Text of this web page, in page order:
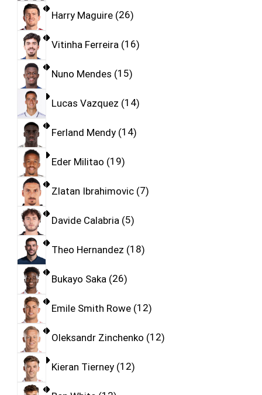
Harry Maguire 26
Vitinha Ferreira 16
Nuno Mendes 15
Lucas Vazquez 14
Ferland Mendy 14
Eder Militao 19
Zlatan Ibrahimovic 7
Davide Calabria 5
Theo Hernandez 18
Bukayo Saka 26
Emile Smith Rowe 12
Oleksandr Zinchenko 12
Kieran Tierney 12